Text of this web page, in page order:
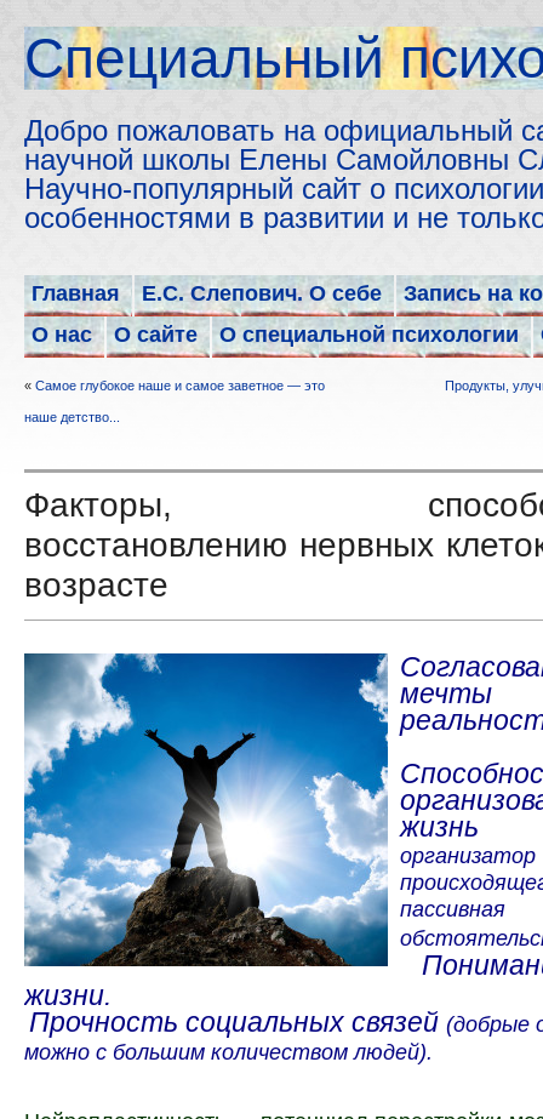
Cпециальный
Добро пожаловать на официальный
научной школы Елены Самойловны
Научно-популярный сайт о
особенностями в развитии и не
Главная Е.С. Слепович. О себе
Запись на
О нас
О сайте О специальной психологии
« Cамое глубокое наше и самое заветное — это
наше детство...
Продукты,
Факторы,
восстановлению нервных
возрасте
организатор
жизни.
Прочность социальных связей (добрые
можно с большим количеством людей).